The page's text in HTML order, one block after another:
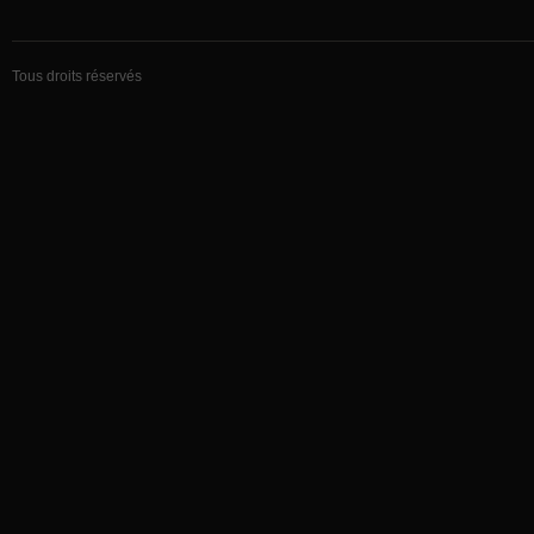
Tous droits réservés